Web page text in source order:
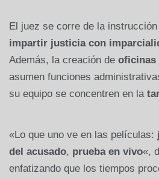
El juez se corre de la
impartir justicia con
Además, la creación de oficinas
asumen funciones
su equipo se concentren en la
«Lo que uno ve en las películas:
del acusado, prueba en vivo«,
enfatizando que los tiempos